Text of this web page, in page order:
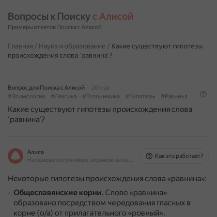
Вопросы к Поиску с Алисой
Примеры ответов Поиска с Алисой
Главная / Наука и образование / Какие существуют гипотезы
происхождения слова 'равнина'?
Вопрос для Поиска с Алисой
20 мая
#Этимология
#Лексика #Топонимика #Гипотезы #Равнина
Какие существуют гипотезы происхождения слова
'равнина'?
Алиса
На основе источников, возможны неточности
Как это работает?
Некоторые гипотезы происхождения слова «равнина»:
Общеславянские корни. Слово «равнина»
образовано посредством чередования гласных в
корне (о/а) от прилагательного «ровный».